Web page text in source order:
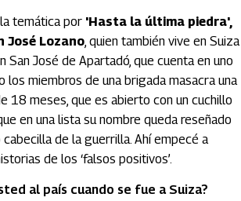
temática por 'Hasta la última piedra',
José Lozano, quien también vive en Suiza
San José de Apartadó, que cuenta en uno
los miembros de una brigada masacra una
18 meses, que es abierto con un cuchillo
en una lista su nombre queda reseñado
de la guerrilla. Ahí empecé a
de los ‘falsos positivos’.
al país cuando se fue a Suiza?